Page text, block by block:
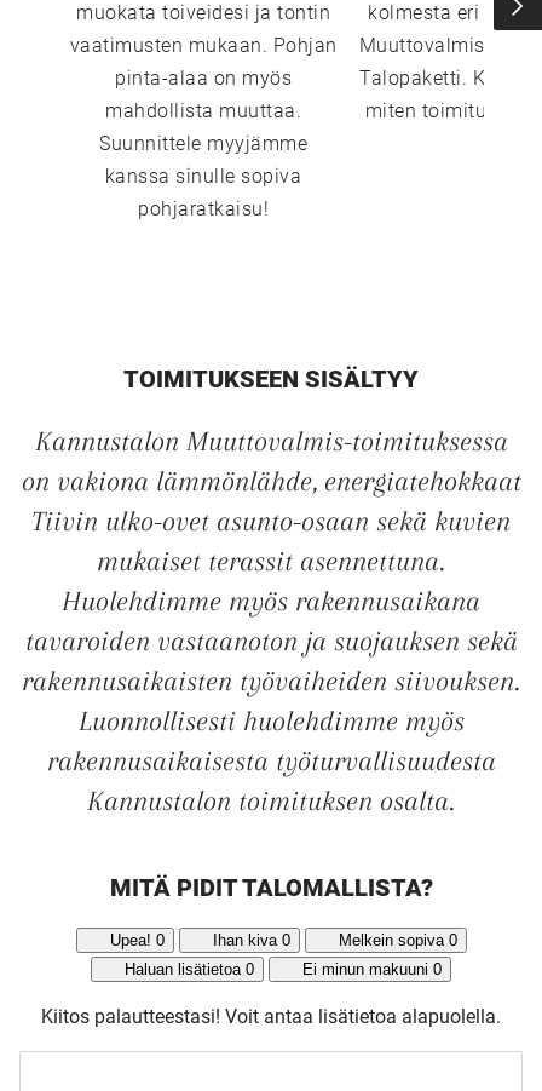
muokata toiveidesi ja tontin
vaatimusten mukaan. Pohjan
pinta-alaa on myös
mahdollista muuttaa.
Suunnittele myyjämme
kanssa sinulle sopiva
pohjaratkaisu!
kolmesta eri
Muuttovalmis,
Talopaketti. Katso
miten
TOIMITUKSEEN SISÄLTYY
Kannustalon Muuttovalmis-toimituksessa
on vakiona lämmönlähde, energiatehokkaat
Tiivin ulko-ovet asunto-osaan sekä kuvien
mukaiset terassit asennettuna.
Huolehdimme myös rakennusaikana
tavaroiden vastaanoton ja suojauksen sekä
rakennusaikaisten työvaiheiden siivouksen.
Luonnollisesti huolehdimme myös
rakennusaikaisesta työturvallisuudesta
Kannustalon toimituksen osalta.
MITÄ PIDIT TALOMALLISTA?
Upea! 0 Ihan kiva 0 Melkein sopiva 0
Haluan lisätietoa 0 Ei minun makuuni 0
Kiitos palautteestasi! Voit antaa lisätietoa alapuolella.
UNELMISTA
KODIKSI-
TALOKIRJA ON
JULKAISTU
Upea yli 200-sivuinen talokirja!
Tilaa esite